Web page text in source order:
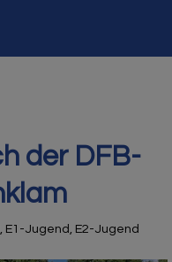
der DFB-
, E1-Jugend , E2-Jugend